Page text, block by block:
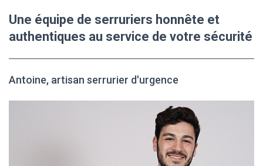
Une équipe de serruriers honnête et
authentiques au service de votre sécurité
Antoine, artisan serrurier d'urgence